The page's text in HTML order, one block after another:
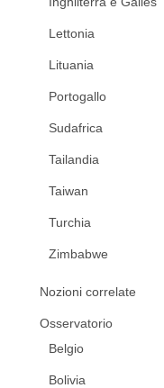
Lettonia
Lituania
Portogallo
Sudafrica
Tailandia
Taiwan
Turchia
Zimbabwe
Nozioni correlate
Osservatorio
Belgio
Bolivia